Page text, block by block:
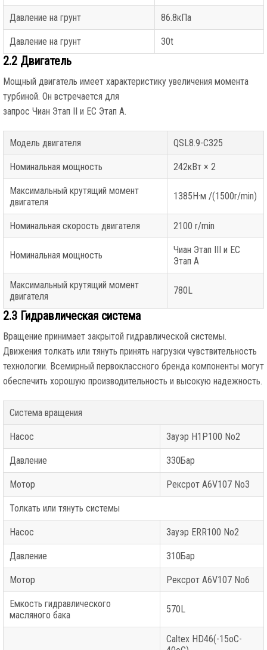
Давление на грунт 86.8кПа
Давление на грунт 30t
2.2 Двигатель
Мощный двигатель имеет характеристику увеличения момента
турбиной. Он встречается для
запрос Чиан Этап II и ЕС Этап А.
Модель двигателя QSL8.9-C325
Номинальная мощность 242кВт × 2
Максимальный крутящий момент
двигателя
1385Н·м /(1500r/min)
Номинальная скорость двигателя 2100 r/min
Номинальная мощность
Чиан Этап III и ЕС
Этап А
Максимальный крутящий момент
двигателя
780L
2.3 Гидравлическая система
Вращение принимает закрытой гидравлической системы.
Движения толкать или тянуть принять нагрузки чувствительность
технологии. Всемирный первоклассного бренда компоненты могут
обеспечить хорошую производительность и высокую надежность.
Система вращения
Насос Зауэр H1P100 No2
Давление 330Бар
Мотор Рексрот A6V107 No3
Толкать или тянуть системы
Насос Зауэр ERR100 No2
Давление 310Бар
Мотор Рексрот A6V107 No6
Емкость гидравлического
масляного бака
570L
Caltex HD46(-15oC-